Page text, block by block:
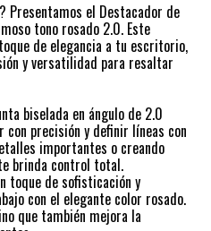
el Destacador de
tono rosado 2.0. Este
de elegancia a tu escritorio,
y versatilidad para resaltar
biselada en ángulo de 2.0
precisión y definir líneas con
importantes o creando
brinda control total.
toque de sofisticación y
con el elegante color rosado.
que también mejora la